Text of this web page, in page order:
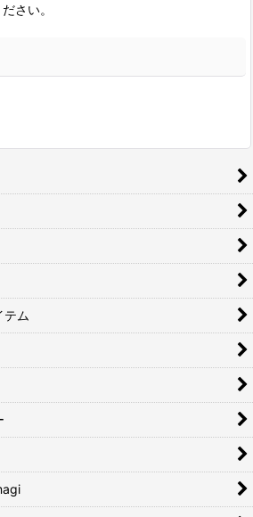
さい。
テム